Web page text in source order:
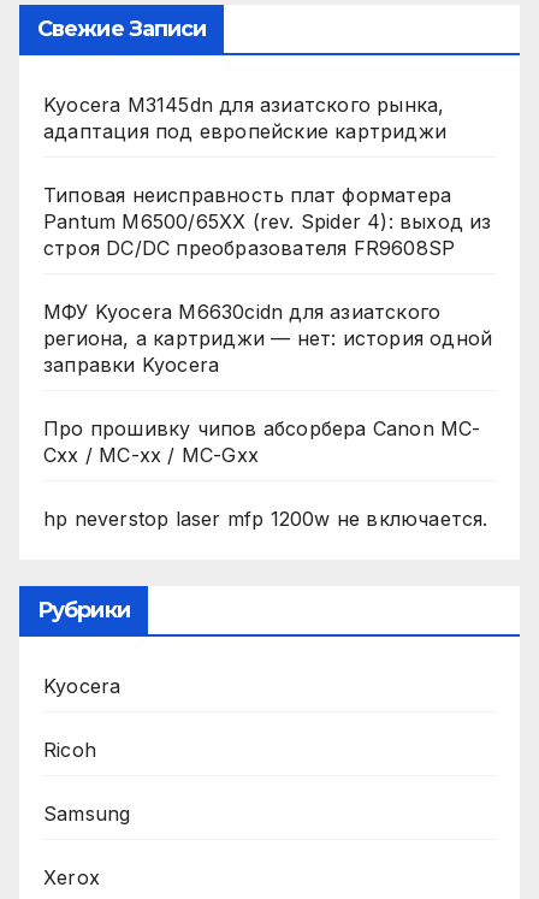
Свежие Записи
Kyocera M3145dn для азиатского рынка,
адаптация под европейские картриджи
Типовая неисправность плат форматера
Pantum M6500/65XX (rev. Spider 4): выход из
строя DC/DC преобразователя FR9608SP
МФУ Kyocera M6630cidn для азиатского
региона, а картриджи — нет: история одной
заправки Kyocera
Про прошивку чипов абсорбера Canon MC-
Cxx / MC-xx / MC-Gxx
hp neverstop laser mfp 1200w не включается.
Рубрики
Kyocera
Ricoh
Samsung
Xerox